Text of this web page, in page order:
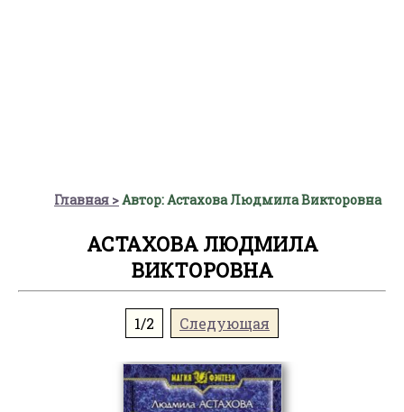
Главная Автор: Астахова Людмила Викторовна
АСТАХОВА ЛЮДМИЛА
ВИКТОРОВНА
1/2 Следующая